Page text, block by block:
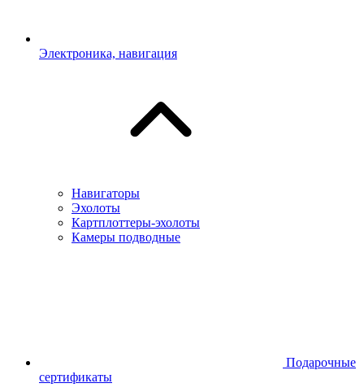
Электроника, навигация
Навигаторы
Эхолоты
Картплоттеры-эхолоты
Камеры подводные
Подарочные
сертификаты